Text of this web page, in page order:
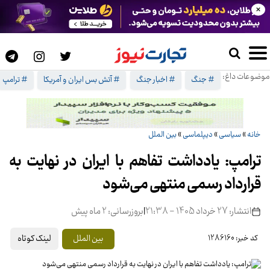
موضوعات داغ: # جنگ # اخبار جنگ # آتش بس ایران و آمریکا # ترامپ
×
خانه»سیاسی» دیپلماسی»بین الملل
ترامپ: یادداشت تفاهم با ایران در نهایت به
قرارداد رسمی منتهی می‌شود
انتشار: 27 خرداد 1405 - 21:38 |بروزرسانی: 2 ماه پیش
کد خبر: 1286160 بین الملل لینک کوتاه